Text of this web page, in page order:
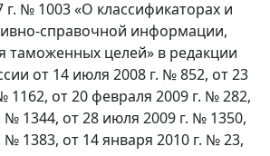
г. № 1003 «О классификаторах и
справочной информации,
таможенных целей» в редакции
от 14 июля 2008 г. № 852, от 23
1162, от 20 февраля 2009 г. № 282,
№ 1344, от 28 июля 2009 г. № 1350,
№ 1383, от 14 января 2010 г. № 23,